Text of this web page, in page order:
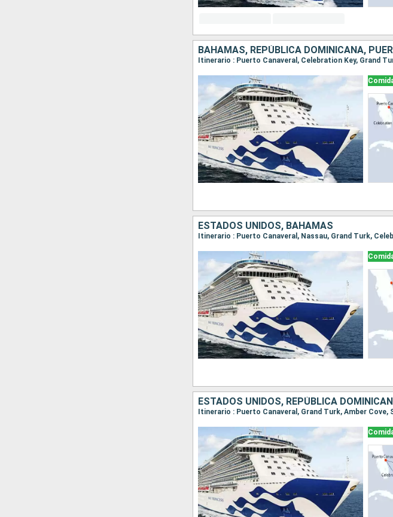
BAHAMAS, REPÚBLICA DOMINICANA,
Itinerario : Puerto Canaveral, Celebration Key, Grand
ESTADOS UNIDOS, BAHAMAS
Itinerario : Puerto Canaveral, Nassau, Grand Turk,
ESTADOS UNIDOS, REPÚBLICA